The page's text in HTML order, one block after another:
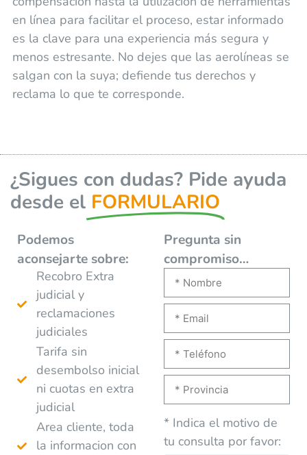
en línea para facilitar el proceso, estar informado
es la clave para una experiencia más segura y
menos estresante. No dejes que las aerolíneas se
salgan con la suya; defiende tus derechos y
reclama lo que te corresponde.
¿Sigues con dudas? Pide ayuda
desde el FORMULARIO
Podemos
aconsejarte sobre:
Recobro Extra
judicial y
reclamaciones
judiciales
Tarifa sin
desembolso inicial
ni cuotas en extra
judicial
Area cliente, toda
la informacion con
Pregunta sin
compromiso…
* Indica el motivo de
tu consulta por favor: